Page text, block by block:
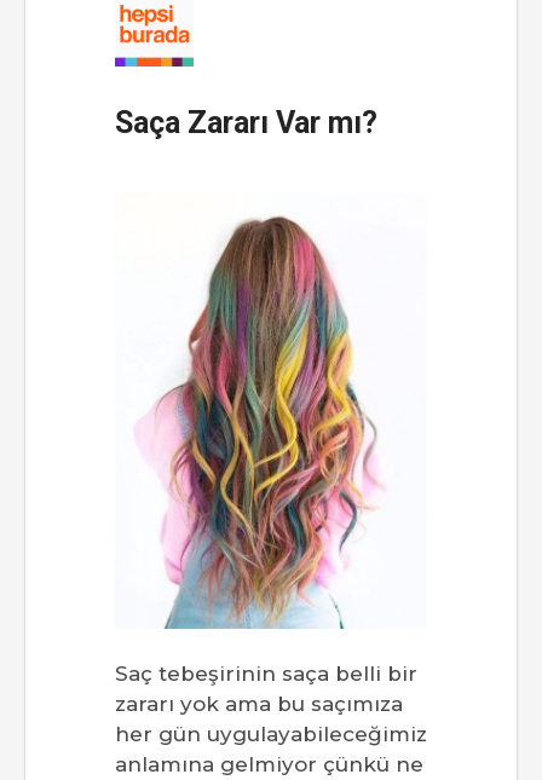
Saça Zararı Var mı?
Saç tebeşirinin saça belli bir
zararı yok ama bu saçımıza
her gün uygulayabileceğimiz
anlamına gelmiyor çünkü ne